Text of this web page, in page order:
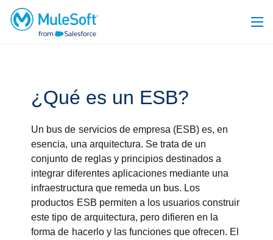
¿Qué es un ESB?
Un bus de servicios de empresa (ESB) es, en
esencia, una arquitectura. Se trata de un
conjunto de reglas y principios destinados a
integrar diferentes aplicaciones mediante una
infraestructura que remeda un bus. Los
productos ESB permiten a los usuarios construir
este tipo de arquitectura, pero difieren en la
forma de hacerlo y las funciones que ofrecen. El